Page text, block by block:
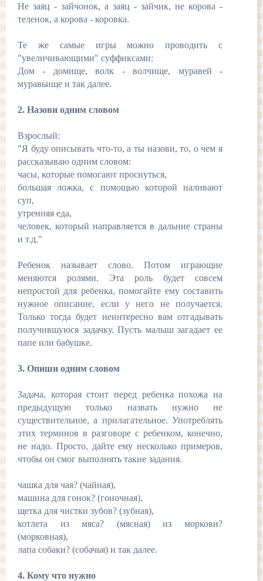
Не заяц - зайчонок, а заяц - зайчик, не корова -
теленок, а корова - коровка.
Те же самые игры можно проводить с
"увеличивающими" суффиксами:
Дом - домище, волк - волчище, муравей -
муравьище и так далее.
2. Назови одним словом
Взрослый:
"Я буду описывать что-то, а ты назови, то, о чем я
рассказываю одним словом:
часы, которые помогают проснуться,
большая ложка, с помощью которой наливают
суп,
утренняя еда,
человек, который направляется в дальние страны
и т.д."
Ребенок называет слово. Потом играющие
меняются ролями. Эта роль будет совсем
непростой для ребенка, помогайте ему составить
нужное описание, если у него не получается.
Только тогда будет неинтересно вам отгадывать
получившуюся задачку. Пусть малыш загадает ее
папе или бабушке.
3. Опиши одним словом
Задача, которая стоит перед ребенка похожа на
предыдущую только назвать нужно не
существительное, а прилагательное. Употреблять
этих терминов в разговоре с ребенком, конечно,
не надо. Просто, дайте ему несколько примеров,
чтобы он смог выполнять такие задания.
чашка для чая? (чайная),
машина для гонок? (гоночная),
щетка для чистки зубов? (зубная),
котлета из мяса? (мясная) из моркови?
(морковная),
лапа собаки? (собачья) и так далее.
4. Кому что нужно